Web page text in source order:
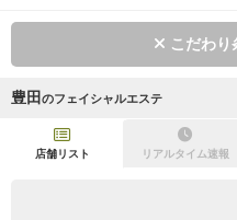
初回割引あり
こだわり
豊田 のフェイシャルエステ
店舗リスト リアルタイム速報